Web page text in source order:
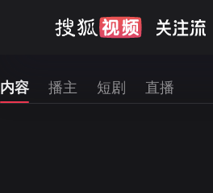
内容 播主 短剧 直播